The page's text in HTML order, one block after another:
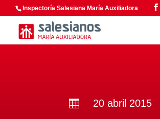
Inspectoría Salesiana María Auxiliadora
 20 abril 2015